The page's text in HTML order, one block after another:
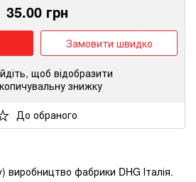
35.00грн
Замовити швидко
, щоб відобразити
знижку
До обраного
фабрики DHG Італія.